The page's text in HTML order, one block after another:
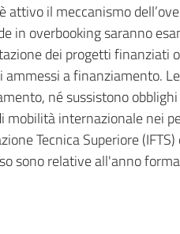
attivo il meccanismo
in overbooking saranno
dei progetti finanziati
a finanziamento.
né sussistono
mobilità internazionale nei
Tecnica Superiore
sono relative all'anno